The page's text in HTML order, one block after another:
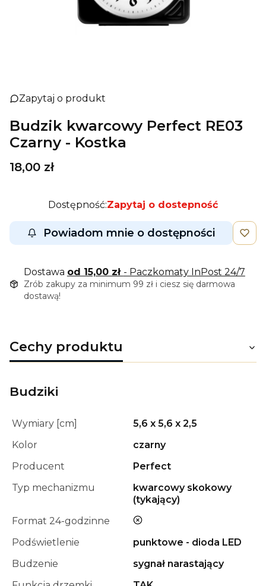
Zapytaj o produkt
Budzik kwarcowy Perfect RE03
Czarny - Kostka
Cena
18,00 zł
Dostępność:Zapytaj o dostepność
Powiadom mnie o dostępności
Dostawa od 15,00 zł - Paczkomaty InPost 24/7
Zrób zakupy za minimum 99 zł i ciesz się darmowa
dostawą!
Cechy produktu
Budziki
Wymiary [cm]
5,6 x 5,6 x 2,5
Kolor
czarny
Producent
Perfect
Typ mechanizmu
kwarcowy skokowy
(tykający)
Format 24-godzinne
nie
Podświetlenie
punktowe - dioda LED
Budzenie
sygnał narastający